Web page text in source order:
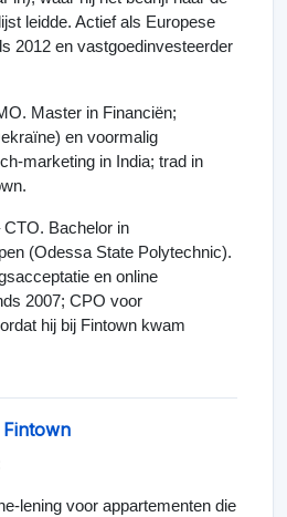
leidde. Actief als Europese
2012 en vastgoedinvesteerder
Master in Financiën;
en voormalig
marketing in India; trad in
CTO. Bachelor in
(Odessa State Polytechnic).
en online
2007; CPO voor
hij bij Fintown kwam
lening voor appartementen die